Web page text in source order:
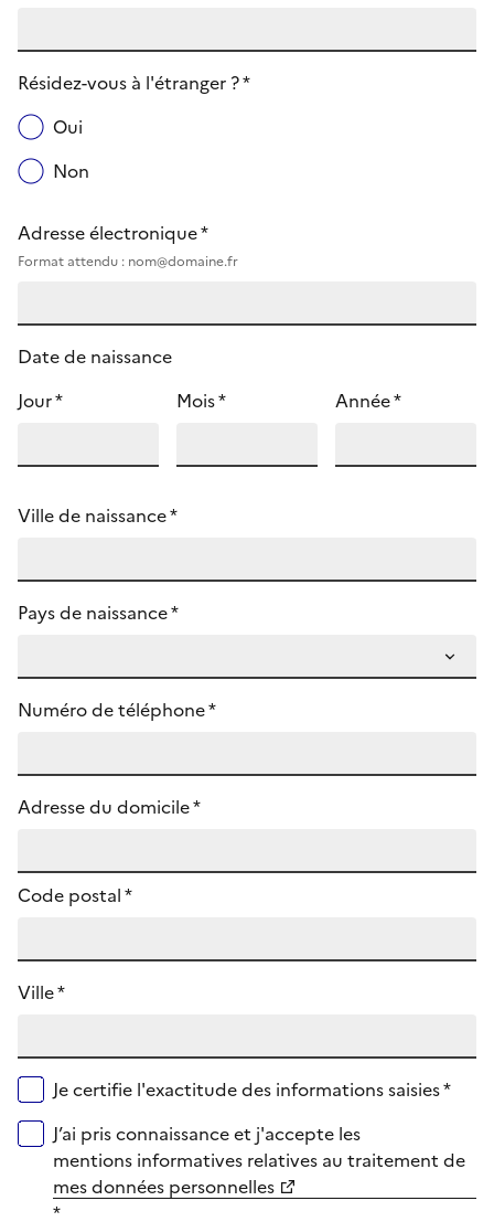
Résidez-vous à l'étranger ? *
Oui
Non
Adresse électronique *
Format attendu : nom@domaine.fr
Date de naissance
Jour *
Mois * Année *
Ville de naissance *
Pays de naissance *
Numéro de téléphone *
Adresse du domicile *
Code postal*
Ville *
Je certifie l'exactitude des informations saisies *
J’ai pris connaissance et j'accepte les
mentions informatives relatives au traitement de
mes données personnelles
*